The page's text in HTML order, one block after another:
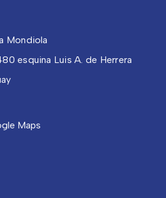
Mondiola
esquina Luis A. de Herrera
Maps